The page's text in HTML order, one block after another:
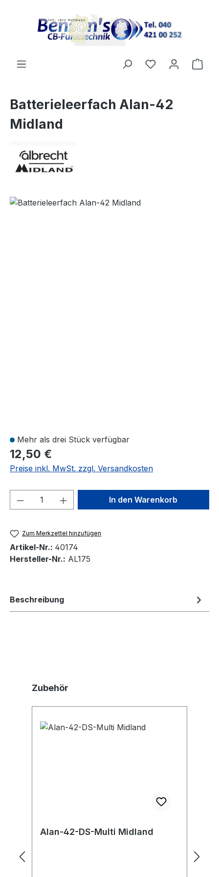
Batterieleerfach Alan-42
Midland
Bildergalerie überspringen
Mehr als drei Stück verfügbar
12,50 €
Preise inkl. MwSt. zzgl. Versandkosten
Produkt Anzahl: Gib denIn den Warenkorb
Zum Merkzettel hinzufügen
Artikel-Nr.: 40174
Hersteller-Nr.: AL175
Beschreibung
Produktgalerie überspringen
Zubehör
Alan-42-DS-Multi Midland